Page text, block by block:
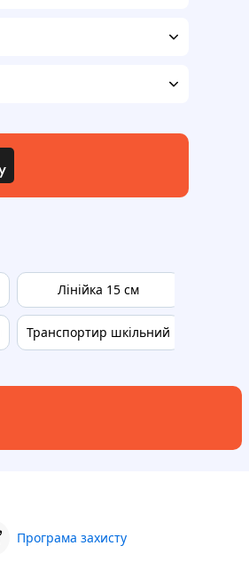
Лінійка 15 см
Транспортир шкільний
Програма захисту